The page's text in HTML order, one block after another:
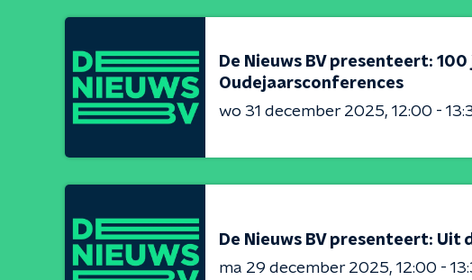
De Nieuws BV presenteert: 100
Oudejaarsconferences
wo 31 december 2025 12:00 -
De Nieuws BV presenteert: Uit
ma 29 december 2025 12:00 -